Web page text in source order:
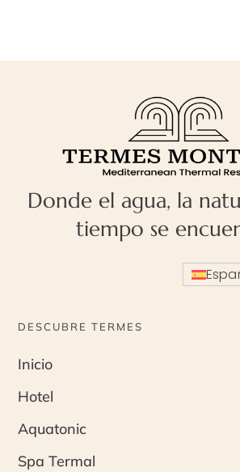
Donde el agua, la
tiempo se
DESCUBRE TERMES
Inicio
Hotel
Aquatonic
Spa Termal